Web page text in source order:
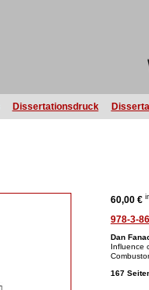
Dissertationsdruck
60,00 €
978-3-
Dan
Influence
Combustor
167